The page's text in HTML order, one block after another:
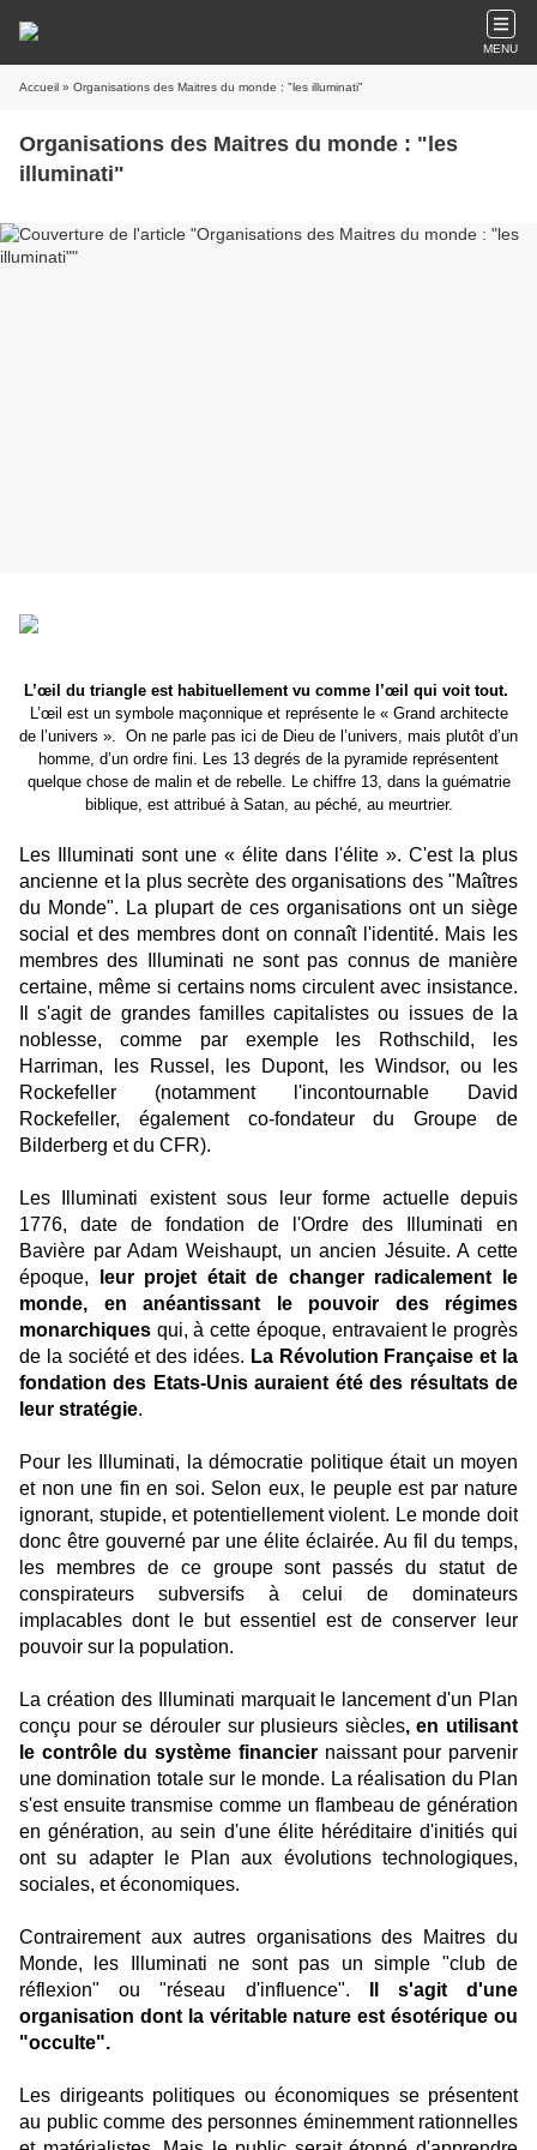
MENU
Accueil » Organisations des Maitres du monde : "les illuminati"
Organisations des Maitres du monde : "les
illuminati"
L’œil du triangle est habituellement vu comme l’œil qui voit tout.
L’œil est un symbole maçonnique et représente le « Grand architecte
de l’univers ». On ne parle pas ici de Dieu de l’univers, mais plutôt d’un
homme, d’un ordre fini. Les 13 degrés de la pyramide représentent
quelque chose de malin et de rebelle. Le chiffre 13, dans la guématrie
biblique, est attribué à Satan, au péché, au meurtrier.
Les Illuminati sont une « élite dans l'élite ». C'est la plus
ancienne et la plus secrète des organisations des "Maîtres
du Monde". La plupart de ces organisations ont un siège
social et des membres dont on connaît l'identité. Mais les
membres des Illuminati ne sont pas connus de manière
certaine, même si certains noms circulent avec insistance.
Il s'agit de grandes familles capitalistes ou issues de la
noblesse, comme par exemple les Rothschild, les
Harriman, les Russel, les Dupont, les Windsor, ou les
Rockefeller (notamment l'incontournable David
Rockefeller, également co-fondateur du Groupe de
Bilderberg et du CFR).
Les Illuminati existent sous leur forme actuelle depuis
1776, date de fondation de l'Ordre des Illuminati en
Bavière par Adam Weishaupt, un ancien Jésuite. A cette
époque,
leur projet était de changer radicalement le
monde, en anéantissant le pouvoir des régimes
monarchiques qui, à cette époque, entravaient le progrès
de la société et des idées. La Révolution Française et la
fondation des Etats-Unis auraient été des résultats de
leur stratégie.
Pour les Illuminati, la démocratie politique était un moyen
et non une fin en soi. Selon eux, le peuple est par nature
ignorant, stupide, et potentiellement violent. Le monde doit
donc être gouverné par une élite éclairée. Au fil du temps,
les membres de ce groupe sont passés du statut de
conspirateurs subversifs à celui de dominateurs
implacables dont le but essentiel est de conserver leur
pouvoir sur la population.
La création des Illuminati marquait le lancement d'un Plan
conçu pour se dérouler sur plusieurs siècles, en utilisant
le contrôle du système financiernaissant pour parvenir
une domination totale sur le monde. La réalisation du Plan
s'est ensuite transmise comme un flambeau de génération
en génération, au sein d'une élite héréditaire d'initiés qui
ont su adapter le Plan aux évolutions technologiques,
sociales, et économiques.
Contrairement aux autres organisations des Maitres du
Monde, les Illuminati ne sont pas un simple "club de
réflexion" ou "réseau d'influence".
Il s'agit d'une
organisation dont la véritable nature est ésotérique ou
"occulte".
Les dirigeants politiques ou économiques se présentent
au public comme des personnes éminemment rationnelles